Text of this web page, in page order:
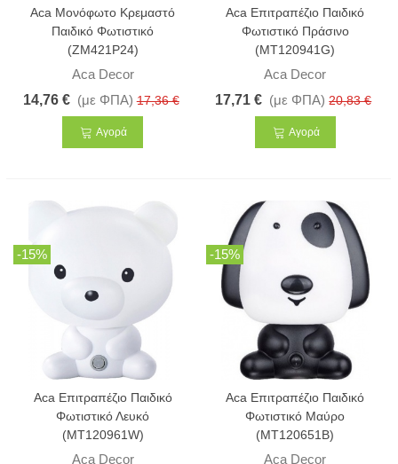
Aca Μονόφωτο Κρεμαστό
Παιδικό Φωτιστικό
(ZM421P24)
Aca Decor
14,76 € (με ΦΠΑ) 17,36 €
Αγορά
Aca Επιτραπέζιο Παιδικό
Φωτιστικό Πράσινο
(MT120941G)
Aca Decor
17,71 € (με ΦΠΑ) 20,83 €
Αγορά
-15%
Aca Επιτραπέζιο Παιδικό
Φωτιστικό Λευκό
(MT120961W)
Aca Decor
-15%
Aca Επιτραπέζιο Παιδικό
Φωτιστικό Μαύρο
(MT120651B)
Aca Decor